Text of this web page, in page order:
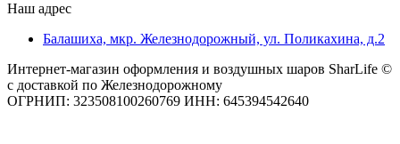
Наш адрес
Балашиха, мкр. Железнодорожный, ул. Поликахина, д.2
Интернет-магазин оформления и воздушных шаров SharLife ©
с доставкой по Железнодорожному
ОГРНИП: 323508100260769 ИНН: 645394542640